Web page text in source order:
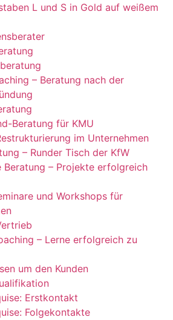
– Beratung nach der
Beratung für KMU
im Unternehmen
– Runder Tisch der KfW
Beratung – Projekte erfolgreich
und Workshops für
– Lerne erfolgreich zu
um den Kunden
Erstkontakt
Folgekontakte